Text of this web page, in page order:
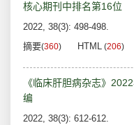
核心期刊中排名第16位
2022, 38(3): 498-498.
摘要(360) HTML (206)
《临床肝胆病杂志》
编
2022, 38(3): 612-612.